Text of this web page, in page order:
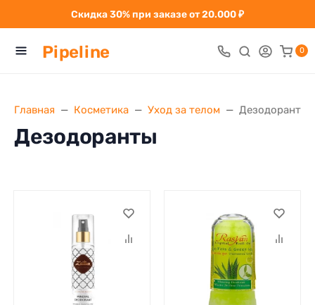
Скидка 30% при заказе от 20.000 ₽
Pipeline 0
Главная Косметика Уход за телом Дезодоранты
Дезодоранты